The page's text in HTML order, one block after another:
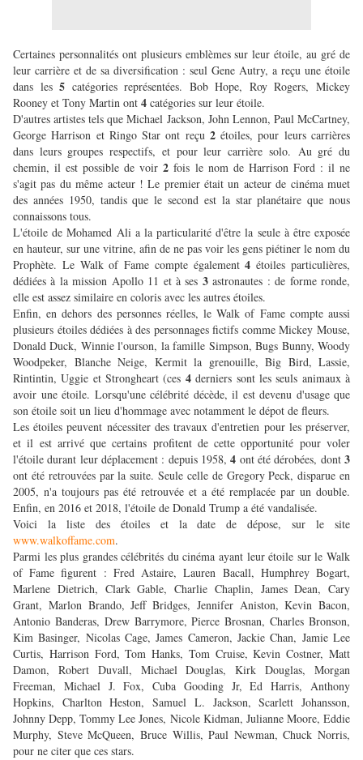
Certaines personnalités ont plusieurs emblèmes sur leur étoile, au gré de
leur carrière et de sa diversification : seul Gene Autry, a reçu une étoile
dans les5 catégories représentées. Bob Hope, Roy Rogers, Mickey
Rooney et Tony Martin ont 4 catégories sur leur étoile.
D'autres artistes tels que Michael Jackson, John Lennon, Paul McCartney,
George Harrison et Ringo Star ont reçu 2étoiles, pour leurs carrières
dans leurs groupes respectifs, et pour leur carrière solo. Au gré du
chemin, il est possible de voir2 fois le nom de Harrison Ford : il ne
s'agit pas du même acteur ! Le premier était un acteur de cinéma muet
des années 1950, tandis que le second est la star planétaire que nous
connaissons tous.
L'étoile de Mohamed Ali a la particularité d'être la seule à être exposée
en hauteur, sur une vitrine, afin de ne pas voir les gens piétiner le nom du
Prophète. Le Walk of Fame compte également4 étoiles particulières,
dédiées à la mission Apollo 11 et à ses 3astronautes : de forme ronde,
elle est assez similaire en coloris avec les autres étoiles.
Enfin, en dehors des personnes réelles, le Walk of Fame compte aussi
plusieurs étoiles dédiées à des personnages fictifs comme Mickey Mouse,
Donald Duck, Winnie l'ourson, la famille Simpson, Bugs Bunny, Woody
Woodpeker, Blanche Neige, Kermit la grenouille, Big Bird, Lassie,
Rintintin, Uggie et Strongheart (ces 4derniers sont les seuls animaux à
avoir une étoile. Lorsqu'une célébrité décède, il est devenu d'usage que
son étoile soit un lieu d'hommage avec notamment le dépot de fleurs.
Les étoiles peuvent nécessiter des travaux d'entretien pour les préserver,
et il est arrivé que certains profitent de cette opportunité pour voler
l'étoile durant leur déplacement : depuis 1958,4 ont été dérobées, dont3
ont été retrouvées par la suite. Seule celle de Gregory Peck, disparue en
2005, n'a toujours pas été retrouvée et a été remplacée par un double.
Enfin, en 2016 et 2018, l'étoile de Donald Trump a été vandalisée.
Voici la liste des étoiles et la date de dépose, sur le site
www.walkoffame.com.
Parmi les plus grandes célébrités du cinéma ayant leur étoile sur le Walk
of Fame figurent : Fred Astaire, Lauren Bacall, Humphrey Bogart,
Marlene Dietrich, Clark Gable, Charlie Chaplin, James Dean, Cary
Grant, Marlon Brando, Jeff Bridges, Jennifer Aniston, Kevin Bacon,
Antonio Banderas, Drew Barrymore, Pierce Brosnan, Charles Bronson,
Kim Basinger, Nicolas Cage, James Cameron, Jackie Chan, Jamie Lee
Curtis, Harrison Ford, Tom Hanks, Tom Cruise, Kevin Costner, Matt
Damon, Robert Duvall, Michael Douglas, Kirk Douglas, Morgan
Freeman, Michael J. Fox, Cuba Gooding Jr, Ed Harris, Anthony
Hopkins, Charlton Heston, Samuel L. Jackson, Scarlett Johansson,
Johnny Depp, Tommy Lee Jones, Nicole Kidman, Julianne Moore, Eddie
Murphy, Steve McQueen, Bruce Willis, Paul Newman, Chuck Norris,
pour ne citer que ces stars.